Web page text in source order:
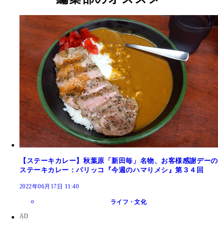
【ステーキカレー】秋葉原「新田毎」名物、お客様感謝デーの
ステーキカレー：パリッコ『今週のハマりメシ』第３４回
2022年06月17日 11:40
ライフ・文化